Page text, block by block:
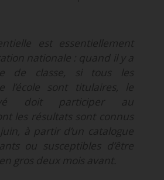
est essentiellement
nationale : quand il y a
de classe, si tous les
l’école sont titulaires, le
doit participer au
les résultats sont connus
à partir d’un catalogue
ou susceptibles d’être
gros deux mois avant.